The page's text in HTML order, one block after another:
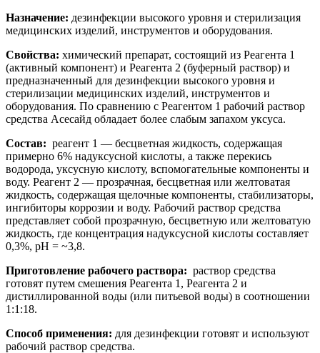
Назначение: дезинфекции высокого уровня и стерилизация
медицинских изделий, инструментов и оборудования.
Свойства: химический препарат, состоящий из Реагента 1
(активный компонент) и Реагента 2 (буферный раствор) и
предназначенный для дезинфекции высокого уровня и
стерилизации медицинских изделий, инструментов и
оборудования. По сравнению с Реагентом 1 рабочий раствор
средства Асесайд обладает более слабым запахом уксуса.
Состав: реагент 1 — бесцветная жидкость, содержащая
примерно 6% надуксусной кислоты, а также перекись
водорода, уксусную кислоту, вспомогательные компоненты и
воду. Реагент 2 — прозрачная, бесцветная или желтоватая
жидкость, содержащая щелочные компоненты, стабилизаторы,
ингибиторы коррозии и воду. Рабочий раствор средства
представляет собой прозрачную, бесцветную или желтоватую
жидкость, где концентрация надуксусной кислоты составляет
0,3%, рН = ~3,8.
Приготовление рабочего раствора: раствор средства
готовят путем смешения Реагента 1, Реагента 2 и
дистиллированной воды (или питьевой воды) в соотношении
1:1:18.
Способ применения: для дезинфекции готовят и используют
рабочий раствор средства.